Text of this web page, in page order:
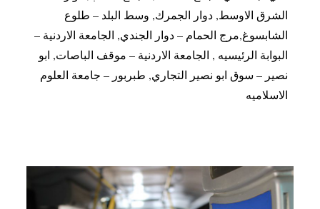
الشرق الاوسط, دوار الجمرك, وسط البلد – طلوع
الشابسوغ,مرج الحمام – دوار الجندي, الجامعة الاردنية –
البوابة الرئيسيه , الجامعة الاردنية – موقف الباصات, ابو
نصير – سوق ابو نصير التجاري, طبربور – جامعة العلوم
الاسلاميه